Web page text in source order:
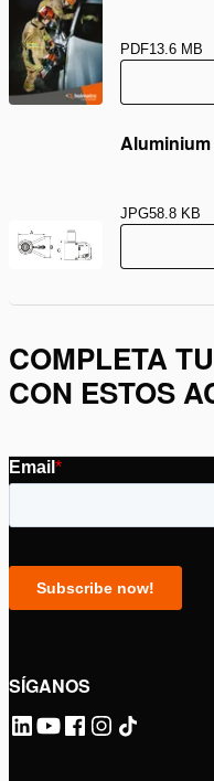
PDF13.6 MB
JPG58.8 KB
COMPLETA
CON ESTOS
SÍGANOS